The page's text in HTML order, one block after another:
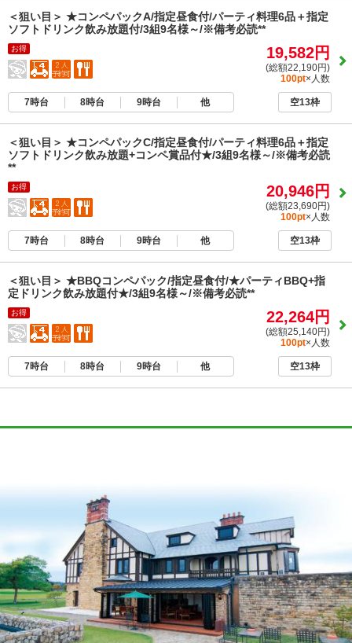
＜狙い目＞ ★コンペパックA/指定昼食付/パーティ料理6品＋指定
ソフトドリンク飲み放題付/3組9名様～/※備考必読**
お得 19,582円
(総額22,190円)
100pt×人数
7時台 8時台 9時台 他 空13枠
＜狙い目＞ ★コンペパックC/指定昼食付/パーティ料理6品＋指定
ソフトドリンク飲み放題+コンペ賞品付★/3組9名様～/※備考必読
**
お得 20,946円
(総額23,690円)
100pt×人数
7時台 8時台 9時台 他 空13枠
＜狙い目＞ ★BBQコンペパック/指定昼食付/★パーティBBQ+指
定ドリンク飲み放題付★/3組9名様～/※備考必読**
お得 22,264円
(総額25,140円)
100pt×人数
7時台 8時台 9時台 他 空13枠